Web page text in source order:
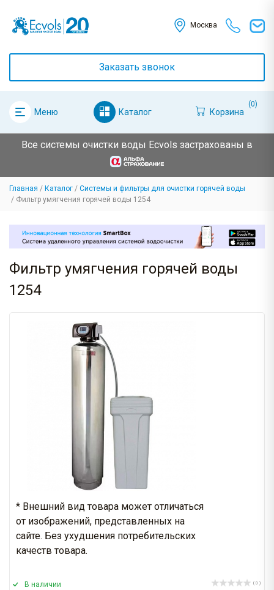
Москва
Заказать звонок
Меню Каталог Корзина
(0)
Все системы очистки воды Ecvols застрахованы в
Главная Каталог
Системы и фильтры для очистки горячей воды
Фильтр умягчения горячей воды 1254
Фильтр умягчения горячей воды
1254
* Внешний вид товара может отличаться
от изображений, представленных на
сайте. Без ухудшения потребительских
качеств товара.
В наличии ( 0 )